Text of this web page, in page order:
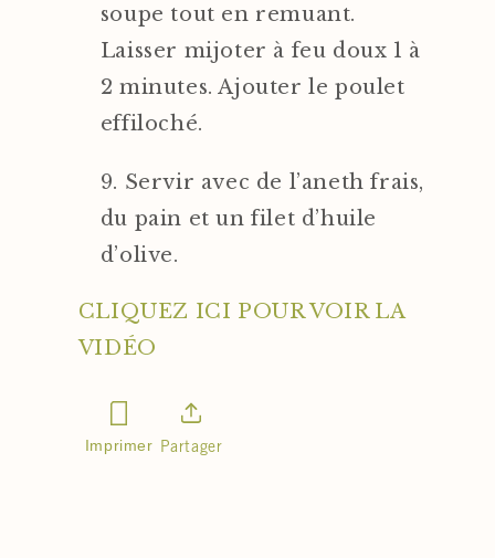
soupe tout en remuant.
Laisser mijoter à feu doux 1 à
2 minutes. Ajouter le poulet
effiloché.
Servir avec de l’aneth frais,
du pain et un filet d’huile
d’olive.
CLIQUEZ ICI POUR VOIR LA
VIDÉO
Imprimer Partager